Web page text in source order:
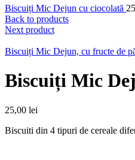
Biscuiți Mic Dejun cu ciocolată
Back to products
Next product
Biscuiți Mic Dejun, cu fructe de
Biscuiți Mic
25,00 lei
Biscuiti din 4 tipuri de cereale